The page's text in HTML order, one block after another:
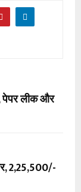
पेपर लीक और
2,25,500/-